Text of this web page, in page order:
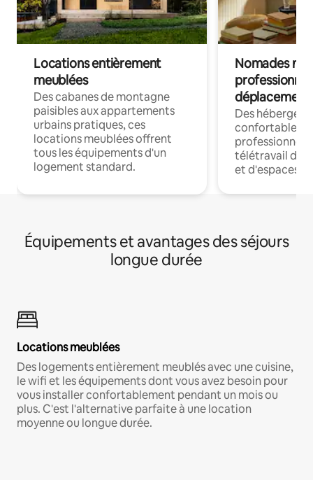
Locations entièrement
meublées
Des cabanes de montagne
paisibles aux appartements
urbains pratiques, ces
locations meublées offrent
tous les équipements d'un
logement standard.
Nomades
déplacement
Des
confortables
professionnels
télétravail
et d'espaces
Équipements et avantages des séjours
longue durée
Locations meublées
Des logements entièrement meublés avec une cuisine,
le wifi et les équipements dont vous avez besoin pour
vous installer confortablement pendant un mois ou
plus. C'est l'alternative parfaite à une location
moyenne ou longue durée.